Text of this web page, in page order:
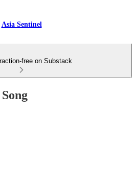
Asia Sentinel
free on Substack